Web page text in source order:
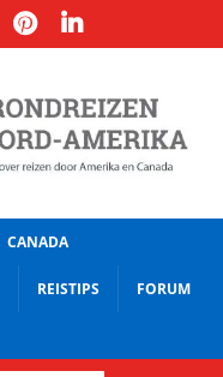
CANADA
REISTIPS FORUM